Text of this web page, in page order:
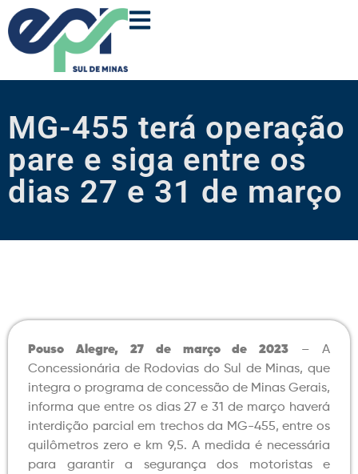
MG-455 terá operação
pare e siga entre os
dias 27 e 31 de março
Pouso Alegre, 27 de março de 2023 – A
Concessionária de Rodovias do Sul de Minas, que
integra o programa de concessão de Minas Gerais,
informa que entre os dias 27 e 31 de março haverá
interdição parcial em trechos da MG-455, entre os
quilômetros zero e km 9,5. A medida é necessária
para garantir a segurança dos motoristas e